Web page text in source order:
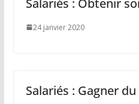
24 janvier 2020
Salariés : Gagner